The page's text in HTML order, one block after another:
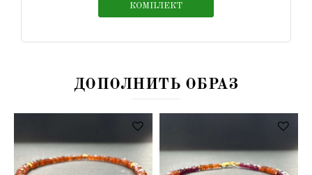
КОМПЛЕКТ
ДОПОЛНИТЬ ОБРАЗ